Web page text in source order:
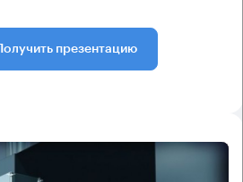
Получить презентацию